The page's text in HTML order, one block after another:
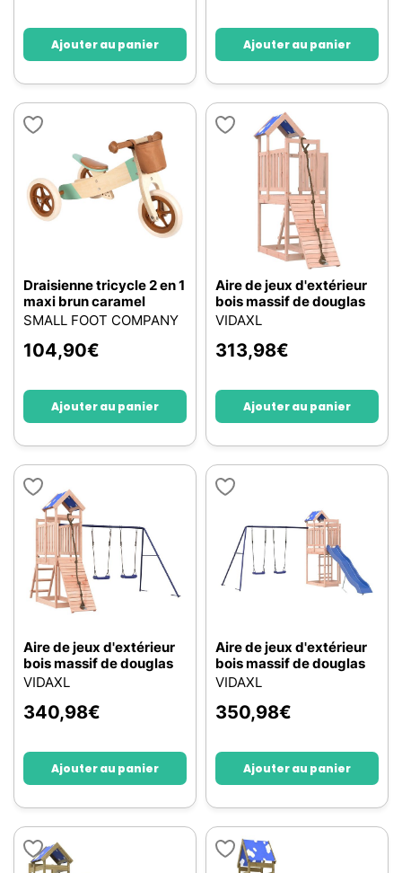
Ajouter au panier Ajouter au panier
Draisienne tricycle 2 en 1
maxi brun caramel
SMALL FOOT COMPANY
104,90€
Ajouter au panier
Aire de jeux d'extérieur
bois massif de douglas
VIDAXL
313,98€
Ajouter au panier
Aire de jeux d'extérieur
bois massif de douglas
VIDAXL
340,98€
Ajouter au panier
Aire de jeux d'extérieur
bois massif de douglas
VIDAXL
350,98€
Ajouter au panier